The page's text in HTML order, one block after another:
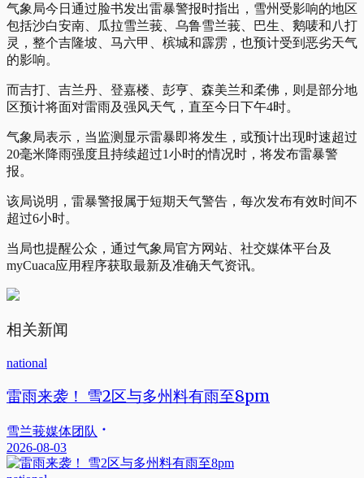
气象局今日通过脸书发出雷暴警报时指出，雪州受影响的地区
包括沙白安南、瓜拉雪兰莪、乌鲁雪兰莪、巴生、鹅唛和八打
灵，整个吉隆坡、马六甲、槟城和霹雳，也预计受到恶劣天气
的影响。
而吉打、吉兰丹、登嘉楼、彭亨、森美兰和柔佛，则是部分地
区预计将面对雷雨及强风天气，直至今日下午4时。
气象局表示，当监测显示雷暴即将发生，或预计出现时速超过
20毫米降雨强度且持续超过1小时的情况时，将发布雷暴警
报。
该局说明，雷暴警报属于短期天气警告，每次发布有效时间不
超过6小时。
当局也提醒公众，通过气象局官方网站、社交媒体平台及
myCuaca应用程序获取最新及准确天气资讯。
相关新闻
national
雷雨来袭！ 雪2区与多州料有雨至8pm
雪兰莪媒体团队
2026-08-03